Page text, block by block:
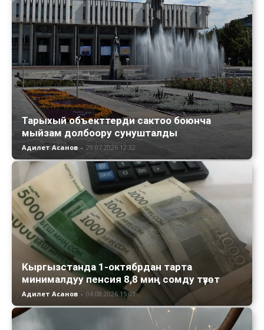
Тарыхый объекттерди сактоо боюнча
мыйзам долбоору сунушталды
Адилет Асанов - 29.07.2026 12:32
Кыргызстанда 1-октябрдан тарта
минималдуу пенсия 8,8 миң сомду түзөт
Адилет Асанов - 04.08.2026 15:01